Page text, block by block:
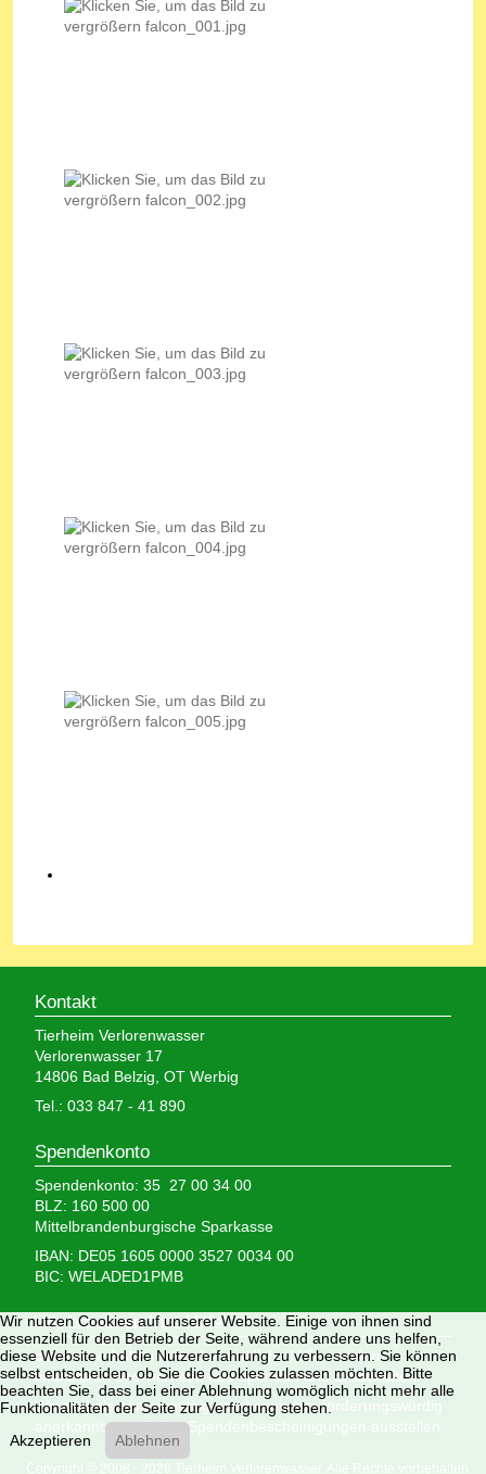
Kontakt
Tierheim Verlorenwasser
Verlorenwasser 17
14806 Bad Belzig, OT Werbig
Tel.: 033 847 - 41 890
Spendenkonto
Spendenkonto: 35 27 00 34 00
BLZ: 160 500 00
Mittelbrandenburgische Sparkasse
IBAN: DE05 1605 0000 3527 0034 00
BIC: WELADED1PMB
Wir brauchen Ihre Hilfe,
denn wir erhalten keinerlei staatliche Hilfe, sondern
finanzieren das Tierheim aus Spenden und Erbschaften.
Wir sind als gemeinnützig und besonders förderungswürdig
anerkannt und dürfen Spendenbescheinigungen ausstellen.
Copyright © 2008 - 2026 Tierheim Verlorenwasser. Alle Rechte vorbehalten.
Wir nutzen Cookies auf unserer Website. Einige von ihnen sind
essenziell für den Betrieb der Seite, während andere uns helfen,
diese Website und die Nutzererfahrung zu verbessern. Sie können
selbst entscheiden, ob Sie die Cookies zulassen möchten. Bitte
beachten Sie, dass bei einer Ablehnung womöglich nicht mehr alle
Funktionalitäten der Seite zur Verfügung stehen.
Akzeptieren
Ablehnen